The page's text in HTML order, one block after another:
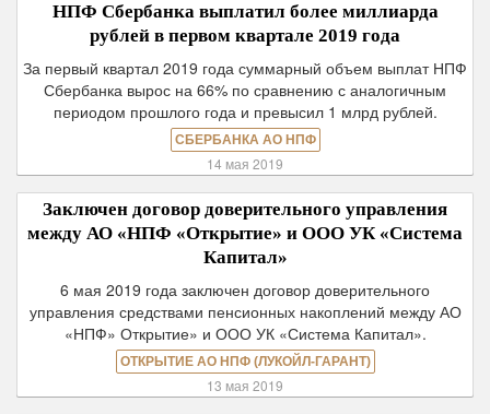
НПФ Сбербанка выплатил более миллиарда
рублей в первом квартале 2019 года
За первый квартал 2019 года суммарный объем выплат НПФ
Сбербанка вырос на 66% по сравнению с аналогичным
периодом прошлого года и превысил 1 млрд рублей.
СБЕРБАНКА АО НПФ
14 мая 2019
Заключен договор доверительного управления
между АО «НПФ «Открытие» и ООО УК «Система
Капитал»
6 мая 2019 года заключен договор доверительного
управления средствами пенсионных накоплений между АО
«НПФ» Открытие» и ООО УК «Система Капитал».
ОТКРЫТИЕ АО НПФ (ЛУКОЙЛ-ГАРАНТ)
13 мая 2019